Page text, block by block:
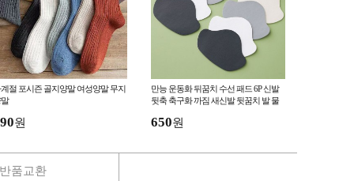
절 포시즌 골지양말 여성양말 무지
원
만능 운동화 뒤꿈치 수선 패드 6P 신발
뒷축 축구화 까짐 새신발 뒷꿈치 발 물
650원
반품교환